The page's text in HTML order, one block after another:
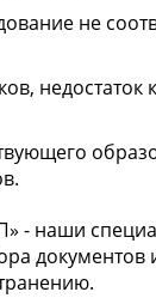
не
недостаток
- наши
документов